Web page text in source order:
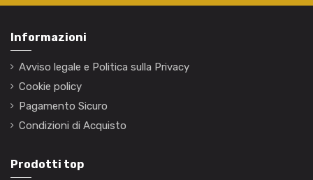
Informazioni
Avviso legale e Politica sulla Privacy
Cookie policy
Pagamento Sicuro
Condizioni di Acquisto
Prodotti top